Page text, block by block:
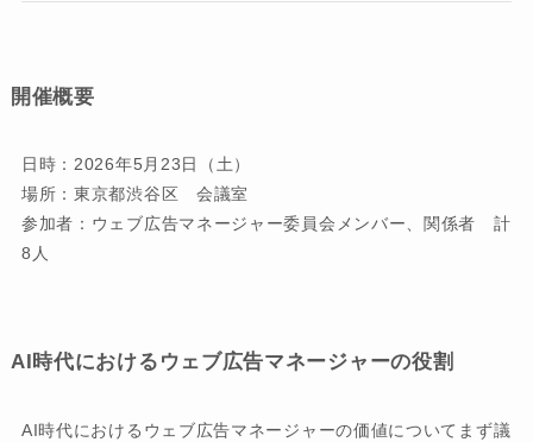
開催概要
日時：2026年5月23日（土）
場所：東京都渋谷区 会議室
参加者：ウェブ広告マネージャー委員会メンバー、関係者 計
8人
AI時代におけるウェブ広告マネージャーの役割
AI時代におけるウェブ広告マネージャーの価値についてまず議